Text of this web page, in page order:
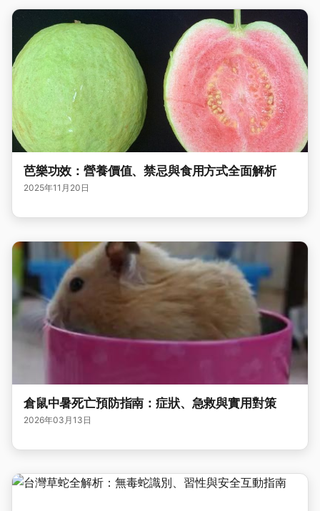
芭樂功效：營養價值、禁忌與食用方式全面解析
2025年11月20日
倉鼠中暑死亡預防指南：症狀、急救與實用對策
2026年03月13日